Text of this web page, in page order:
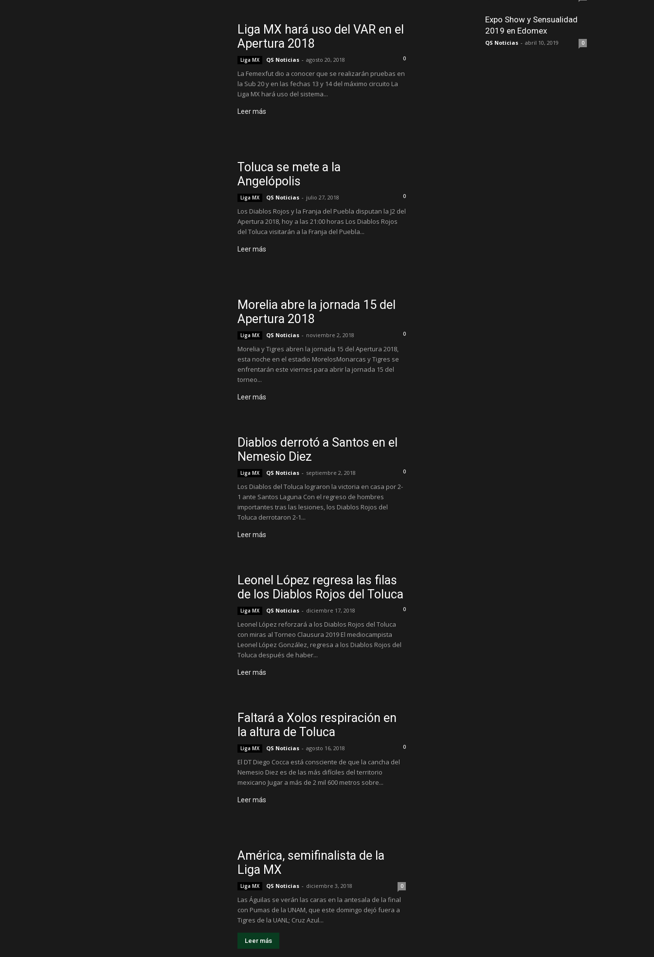
Liga MX hará uso del VAR en el
Apertura 2018
Liga MX QS Noticias - agosto 20, 2018 0
La Femexfut dio a conocer que se realizarán pruebas en
la Sub 20 y en las fechas 13 y 14 del máximo circuito La
Liga MX hará uso del sistema...
Leer más
Toluca se mete a la
Angelópolis
Liga MX QS Noticias - julio 27, 2018 0
Los Diablos Rojos y la Franja del Puebla disputan la J2 del
Apertura 2018, hoy a las 21:00 horas Los Diablos Rojos
del Toluca visitarán a la Franja del Puebla...
Leer más
Morelia abre la jornada 15 del
Apertura 2018
Liga MX QS Noticias - noviembre 2, 2018 0
Morelia y Tigres abren la jornada 15 del Apertura 2018,
esta noche en el estadio MorelosMonarcas y Tigres se
enfrentarán este viernes para abrir la jornada 15 del
torneo...
Leer más
Diablos derrotó a Santos en el
Nemesio Diez
Liga MX QS Noticias - septiembre 2, 2018 0
Los Diablos del Toluca lograron la victoria en casa por 2-
1 ante Santos Laguna Con el regreso de hombres
importantes tras las lesiones, los Diablos Rojos del
Toluca derrotaron 2-1...
Leer más
Leonel López regresa las filas
de los Diablos Rojos del Toluca
Liga MX QS Noticias - diciembre 17, 2018 0
Leonel López reforzará a los Diablos Rojos del Toluca
con miras al Torneo Clausura 2019 El mediocampista
Leonel López González, regresa a los Diablos Rojos del
Toluca después de haber...
Leer más
Faltará a Xolos respiración en
la altura de Toluca
Liga MX QS Noticias - agosto 16, 2018 0
El DT Diego Cocca está consciente de que la cancha del
Nemesio Diez es de las más difíciles del territorio
mexicano Jugar a más de 2 mil 600 metros sobre...
Leer más
América, semifinalista de la
Liga MX
Liga MX QS Noticias - diciembre 3, 2018 0
Las Águilas se verán las caras en la antesala de la final
con Pumas de la UNAM, que este domingo dejó fuera a
Tigres de la UANL; Cruz Azul...
Leer más
Expo Show y Sensualidad
2019 en Edomex
QS Noticias - abril 10, 2019 0